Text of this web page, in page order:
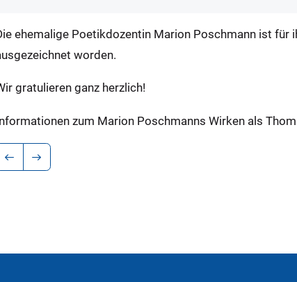
ehemalige Poetikdozentin Marion Poschmann ist
worden.
gratulieren ganz herzlich!
zum Marion Poschmanns Wirken als